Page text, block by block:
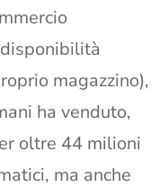
magazzino),
ha venduto,
oltre 44 milioni
ma anche